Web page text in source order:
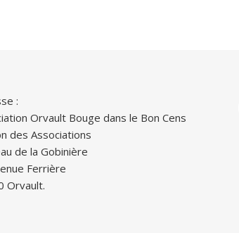
:
Orvault Bouge dans le Bon Cens
des Associations
de la Gobinière
Ferrière
Orvault.